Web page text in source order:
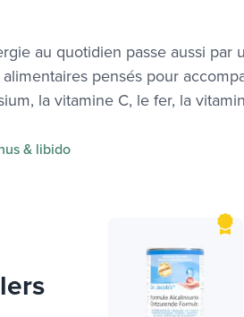
au quotidien passe aussi
pensés pour
la vitamine C, le fer, la
& libido